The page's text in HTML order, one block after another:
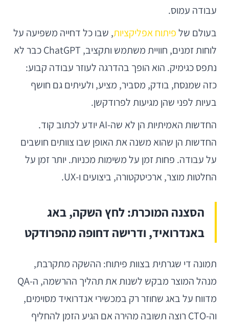
עבודה עמוס.
בעולם שלפיתוח אפליקציות, שבו כל דחייה משפיעה על
לוחות זמנים, חוויית משתמש ותקציב, ChatGPT כבר לא
נתפס כגימיק. הוא הופך בהדרגה לעוזר עבודה קבוע:
כזה שמנסח, בודק, מסביר, מציע, ולעיתים גם חושף
בעיות לפני שהן מגיעות לפרודקשן.
החדשות האמיתיות הן לא שה-AI יודע לכתוב קוד.
החדשות הן שהוא משנה את האופן שבו צוותים חושבים
על עבודה. פחות זמן על משימות מכניות. יותר זמן על
החלטות מוצר, ארכיטקטורה, ביצועים ו-UX.
הסצנה המוכרת: לחץ השקה, באג
באנדרואיד, ודרישה דחופה מהפרודקט
תמונה די שגרתית בצוות פיתוח: ההשקה מתקרבת,
מנהל המוצר מבקש לשנות את תהליך ההרשמה, ה-QA
מדווח על באג שחוזר רק במכשירי אנדרואיד מסוימים,
וה-CTO רוצה תשובה מהירה אם הגיע הזמן להחליף